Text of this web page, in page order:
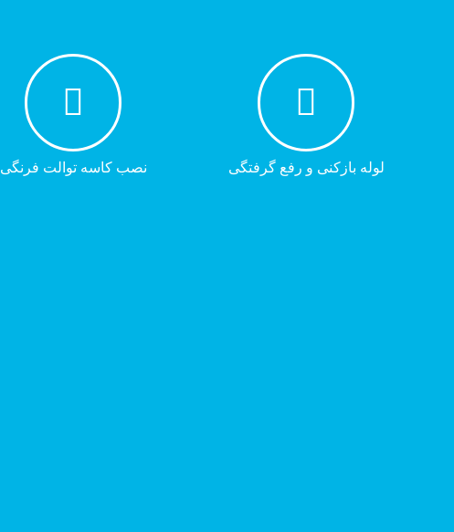
لوله بازکنی و رفع گرفتگی نصب کاسه توالت فرنگی